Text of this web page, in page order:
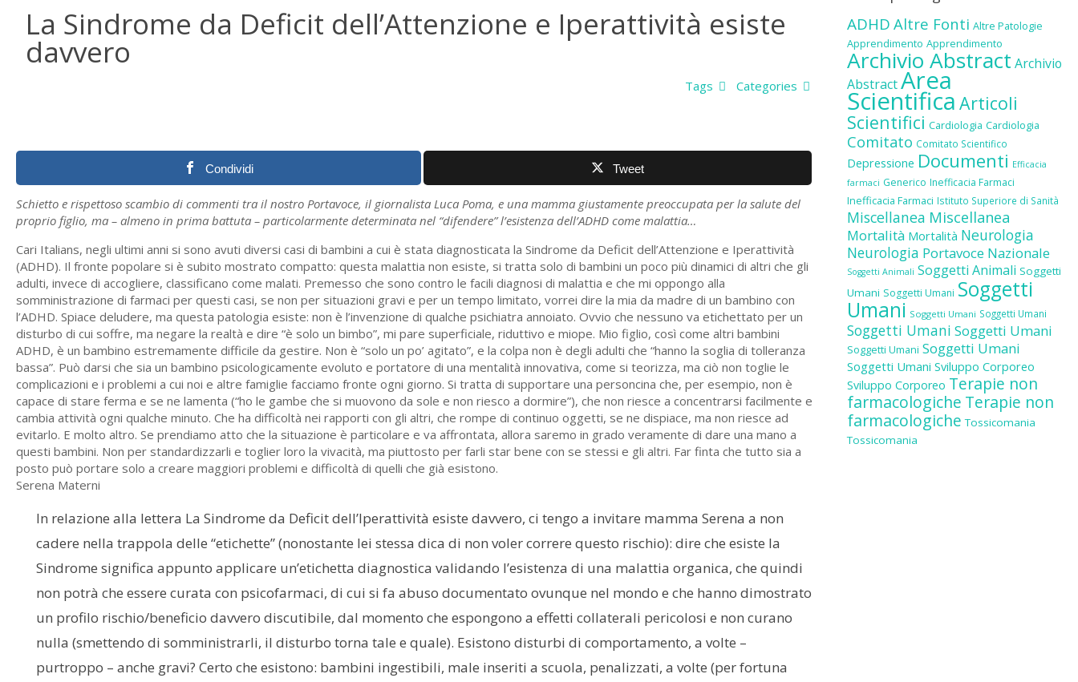
La Sindrome da Deficit dell’Attenzione e Iperattività esiste
davvero
Categories
Tags
Condividi Tweet
Schietto e rispettoso scambio di commenti tra il nostro Portavoce, il giornalista Luca Poma, e una mamma giustamente preoccupata per la salute del
proprio figlio, ma – almeno in prima battuta – particolarmente determinata nel “difendere” l’esistenza dell’ADHD come malattia…
Cari Italians, negli ultimi anni si sono avuti diversi casi di bambini a cui è stata diagnosticata la Sindrome da Deficit dell’Attenzione e Iperattività
(ADHD). Il fronte popolare si è subito mostrato compatto: questa malattia non esiste, si tratta solo di bambini un poco più dinamici di altri che gli
adulti, invece di accogliere, classificano come malati. Premesso che sono contro le facili diagnosi di malattia e che mi oppongo alla
somministrazione di farmaci per questi casi, se non per situazioni gravi e per un tempo limitato, vorrei dire la mia da madre di un bambino con
l’ADHD. Spiace deludere, ma questa patologia esiste: non è l’invenzione di qualche psichiatra annoiato. Ovvio che nessuno va etichettato per un
disturbo di cui soffre, ma negare la realtà e dire “è solo un bimbo”, mi pare superficiale, riduttivo e miope. Mio figlio, così come altri bambini
ADHD, è un bambino estremamente difficile da gestire. Non è “solo un po’ agitato”, e la colpa non è degli adulti che “hanno la soglia di tolleranza
bassa”. Può darsi che sia un bambino psicologicamente evoluto e portatore di una mentalità innovativa, come si teorizza, ma ciò non toglie le
complicazioni e i problemi a cui noi e altre famiglie facciamo fronte ogni giorno. Si tratta di supportare una personcina che, per esempio, non è
capace di stare ferma e se ne lamenta (“ho le gambe che si muovono da sole e non riesco a dormire”), che non riesce a concentrarsi facilmente e
cambia attività ogni qualche minuto. Che ha difficoltà nei rapporti con gli altri, che rompe di continuo oggetti, se ne dispiace, ma non riesce ad
evitarlo. E molto altro. Se prendiamo atto che la situazione è particolare e va affrontata, allora saremo in grado veramente di dare una mano a
questi bambini. Non per standardizzarli e toglier loro la vivacità, ma piuttosto per farli star bene con se stessi e gli altri. Far finta che tutto sia a
posto può portare solo a creare maggiori problemi e difficoltà di quelli che già esistono.
Serena Materni
In relazione alla lettera La Sindrome da Deficit dell’Iperattività esiste davvero, ci tengo a invitare mamma Serena a non
cadere nella trappola delle “etichette” (nonostante lei stessa dica di non voler correre questo rischio): dire che esiste la
Sindrome significa appunto applicare un’etichetta diagnostica validando l’esistenza di una malattia organica, che quindi
non potrà che essere curata con psicofarmaci, di cui si fa abuso documentato ovunque nel mondo e che hanno dimostrato
un profilo rischio/beneficio davvero discutibile, dal momento che espongono a effetti collaterali pericolosi e non curano
nulla (smettendo di somministrarli, il disturbo torna tale e quale). Esistono disturbi di comportamento, a volte –
purtroppo – anche gravi? Certo che esistono: bambini ingestibili, male inseriti a scuola, penalizzati, a volte (per fortuna
ADHD Altre Fonti Altre Patologie
Apprendimento Apprendimento
Archivio Abstract Archivio
AbstractArea
Scientifica Articoli
Scientifici Cardiologia Cardiologia
Comitato Comitato Scientifico
Depressione Documenti Efficacia
farmaci Generico Inefficacia Farmaci
Inefficacia Farmaci Istituto Superiore di Sanità
Miscellanea Miscellanea
Mortalità Mortalità Neurologia
Neurologia Portavoce Nazionale
Soggetti Animali Soggetti Animali Soggetti
Umani Soggetti Umani Soggetti
Umani Soggetti Umani Soggetti Umani
Soggetti Umani Soggetti Umani
Soggetti Umani Soggetti Umani
Soggetti Umani Sviluppo Corporeo
Sviluppo Corporeo Terapie non
farmacologiche Terapie non
farmacologiche Tossicomania
Tossicomania